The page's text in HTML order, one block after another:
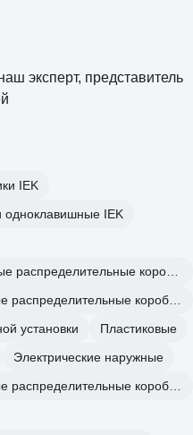
эксперт, представитель
IEK
одноклавишные IEK
Для наружного монтажа (наружные распределительные коробки открытой установки)
Для открытой проводки (наружные распределительные коробки открытой установки)
установки
Пластиковые
Электрические наружные
Для открытой проводки (наружные распределительные коробки открытой установки)